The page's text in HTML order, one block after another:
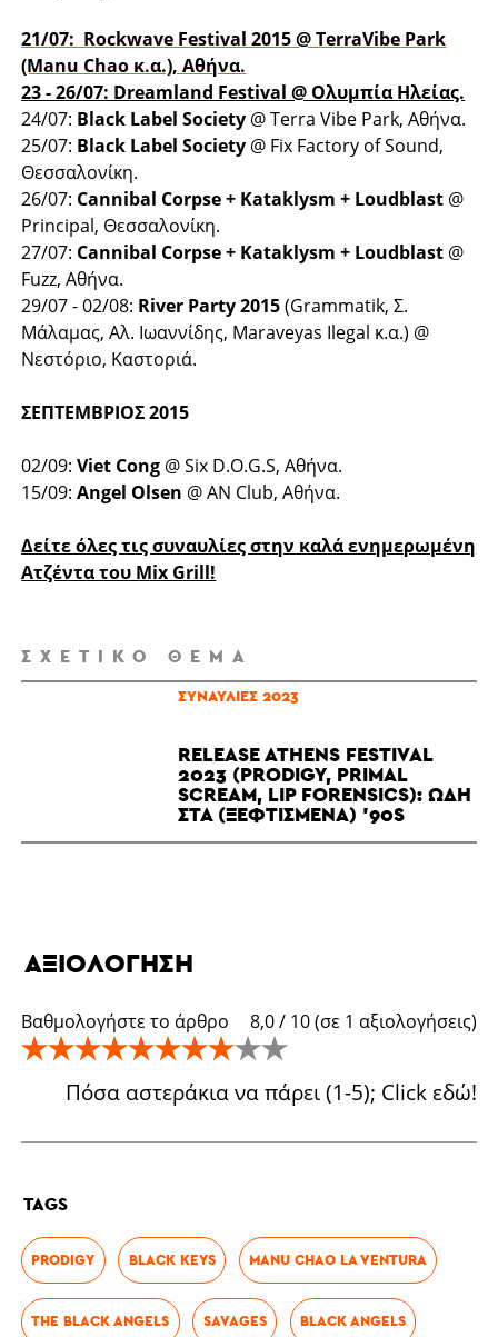
21/07: Rockwave Festival 2015@ TerraVibe Park
(Manu Chao κ.α.), Αθήνα.
23 - 26/07: Dreamland Festival @ Ολυμπία Ηλείας.
24/07: Black Label Society @ Terra Vibe Park, Αθήνα.
25/07: Black Label Society @ Fix Factory of Sound,
Θεσσαλονίκη.
26/07: Cannibal Corpse + Kataklysm + Loudblast @
Principal, Θεσσαλονίκη.
27/07: Cannibal Corpse + Kataklysm + Loudblast @
Fuzz, Αθήνα.
29/07 - 02/08: River Party 2015(Grammatik, Σ.
Μάλαμας, Αλ. Ιωαννίδης, Maraveyas Ilegal κ.α.) @
Νεστόριο, Καστοριά.
ΣΕΠΤΕΜΒΡΙΟΣ 2015
02/09:Viet Cong @ Six D.O.G.S, Αθήνα.
15/09:Angel Olsen @ AN Club, Αθήνα.
Δείτε όλες τις συναυλίες στην καλά ενημερωμένη
Ατζέντα του Mix Grill!
ΣΧΕΤΙΚΌ ΘΈΜΑ
ΣΥΝΑΥΛΊΕΣ 2023
RELEASE ATHENS FESTIVAL
2023 (PRODIGY, PRIMAL
SCREAM, LIP FORENSICS): ΩΔΉ
ΣΤΑ (ΞΕΦΤΙΣΜΈΝΑ) '90S
TAGS
PRODIGY BLACK KEYS MANU CHAO LA VENTURA
THE BLACK ANGELS SAVAGES BLACK ANGELS
ΑΞΙΟΛΌΓΗΣΗ
Βαθμολογήστε το άρθρο 8,0/ 10(σε 1 αξιολογήσεις)
Πόσα αστεράκια να πάρει (1-5); Click εδώ!